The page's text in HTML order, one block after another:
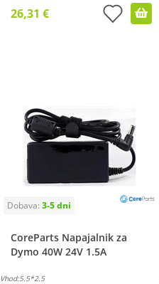
26,31 €
CoreParts Napajalnik za
Dymo 40W 24V 1.5A
Vhod:5.5*2.5